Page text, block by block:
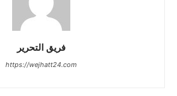
فريق التحرير
https://wejhatt24.com